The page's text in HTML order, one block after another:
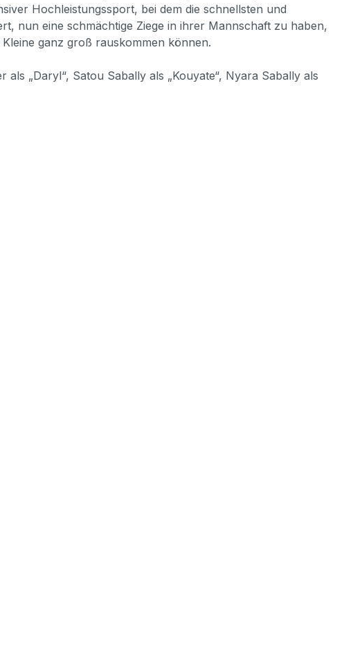
Hochleistungssport, bei dem die schnellsten und
nun eine schmächtige Ziege in ihrer Mannschaft zu haben,
ganz groß rauskommen können.
„Daryl“, Satou Sabally als „Kouyate“, Nyara Sabally als